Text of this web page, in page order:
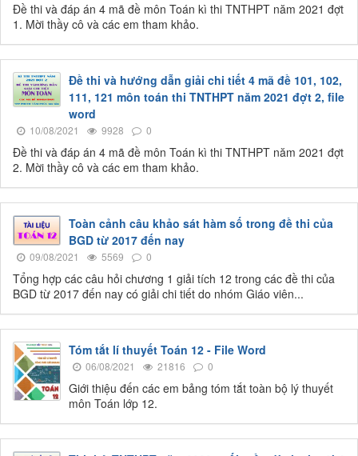
Đề thi và đáp án 4 mã đề môn Toán kì thi TNTHPT năm 2021 đợt
1. Mời thầy cô và các em tham khảo.
Đề thi và hướng dẫn giải chi tiết 4 mã đề 101, 102,
111, 121 môn toán thi TNTHPT năm 2021 đợt 2, file
word
10/08/2021 9928 0
Đề thi và đáp án 4 mã đề môn Toán kì thi TNTHPT năm 2021 đợt
2. Mời thầy cô và các em tham khảo.
Toàn cảnh câu khảo sát hàm số trong đề thi của
BGD từ 2017 đến nay
09/08/2021 5569 0
Tổng hợp các câu hỏi chương 1 giải tích 12 trong các đề thi của
BGD từ 2017 đến nay có giải chi tiết do nhóm Giáo viên...
Tóm tắt lí thuyết Toán 12 - File Word
06/08/2021 21816 0
Giới thiệu đến các em bảng tóm tắt toàn bộ lý thuyết
môn Toán lớp 12.